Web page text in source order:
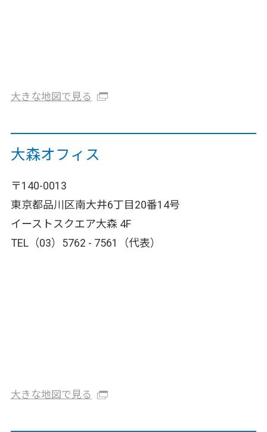
大きな地図で見る
大森オフィス
〒140-0013
東京都品川区南大井6丁目20番14号
イーストスクエア大森 4F
TEL（03）5762 - 7561（代表）
大きな地図で見る